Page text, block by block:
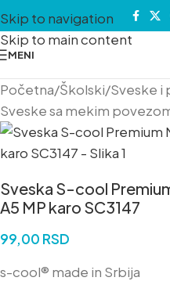
Skip to navigation
Skip to main content
MENI
Početna/Školski/Sveske i
Sveske sa mekim
Sveska S-cool
A5 MP karo SC3147
99,00 RSD
s-cool® made in Srbija